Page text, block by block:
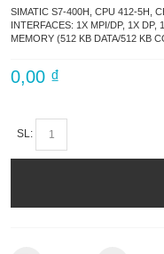
SIMATIC S7-400H, CPU 412-5H,
INTERFACES: 1X MPI/DP, 1X
MEMORY (512 KB DATA/512 KB
0,00 ₫
SL: